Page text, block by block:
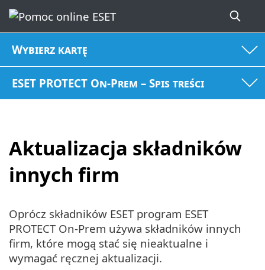
Wybierz kartę
ESET PROTECT On-Prem – Spis treści
Aktualizacja składników
innych firm
Oprócz składników ESET program ESET
PROTECT On-Prem używa składników innych
firm, które mogą stać się nieaktualne i
wymagać ręcznej aktualizacji.